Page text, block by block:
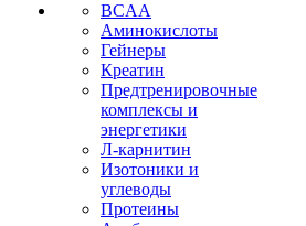
BCAA
Аминокислоты
Гейнеры
Креатин
Предтренировочные
комплексы и
энергетики
Л-карнитин
Изотоники и
углеводы
Протеины